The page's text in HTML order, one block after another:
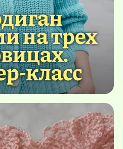
на трех
класс